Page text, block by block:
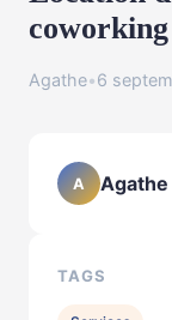
Agathe•6
A Agathe
TAGS